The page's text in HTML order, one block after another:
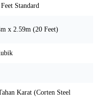
Standard
x 2.59m (20 Feet)
Karat (Corten Steel